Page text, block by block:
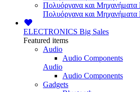
Πολυόργανα και Μηχανήματα
Πολυόργανα και Μηχανήματα
ELECTRONICS Big Sales
Featured items
Audio
Audio Components
Audio
Audio Components
Gadgets